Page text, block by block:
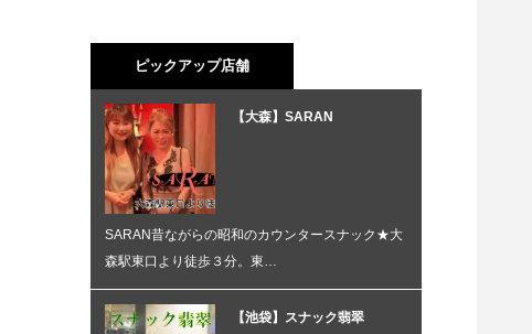
ピックアップ店舗
【大森】SARAN
SARAN昔ながらの昭和のカウンタースナック★大
森駅東口より徒歩３分。東…
【池袋】スナック翡翠